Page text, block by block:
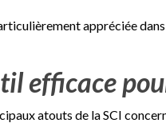
appréciée
efficace
atouts de la SCI